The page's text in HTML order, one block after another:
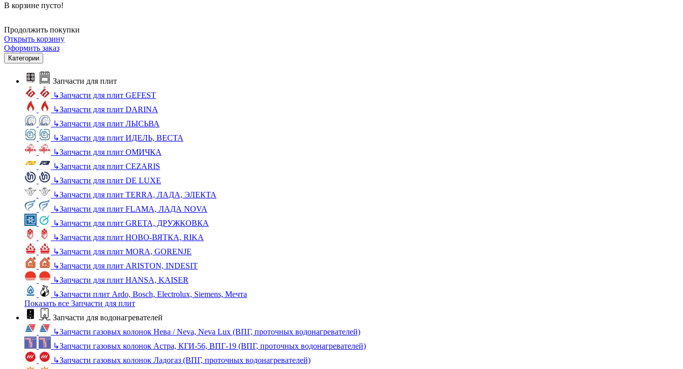
В корзине пусто!
Продолжить покупки
Открыть корзину
Оформить заказ
Категории
Запчасти для плит
↳Запчасти для плит GEFEST
↳Запчасти для плит DARINA
↳Запчасти для плит ЛЫСЬВА
↳Запчасти для плит ИДЕЛЬ, ВЕСТА
↳Запчасти для плит ОМИЧКА
↳Запчасти для плит CEZARIS
↳Запчасти для плит DE LUXE
↳Запчасти для плит TERRA, ЛАДА, ЭЛЕКТА
↳Запчасти для плит FLAMA, ЛАДА NOVA
↳Запчасти для плит GRETA, ДРУЖКОВКА
↳Запчасти для плит НОВО-ВЯТКА, RIKA
↳Запчасти для плит MORA, GORENJE
↳Запчасти для плит ARISTON, INDESIT
↳Запчасти для плит HANSA, KAISER
↳Запчасти плит Ardo, Bosch, Electrolux, Siemens, Мечта
Показать все Запчасти для плит
Запчасти для водонагревателей
↳Запчасти газовых колонок Нева / Neva, Neva Lux (ВПГ, проточных водонагревателей)
↳Запчасти газовых колонок Астра, КГИ-56, ВПГ-19 (ВПГ, проточных водонагревателей)
↳Запчасти газовых колонок Ладогаз (ВПГ, проточных водонагревателей)